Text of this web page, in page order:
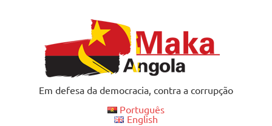
Em defesa da democracia, contra a corrupção
Português
English